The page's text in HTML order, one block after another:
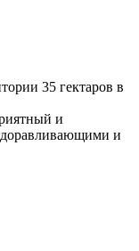
35 гектаров в
и
и